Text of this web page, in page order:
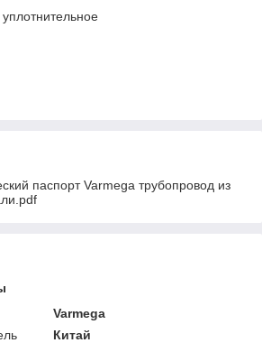
паспорт Varmega трубопровод из
Varmega
Китай